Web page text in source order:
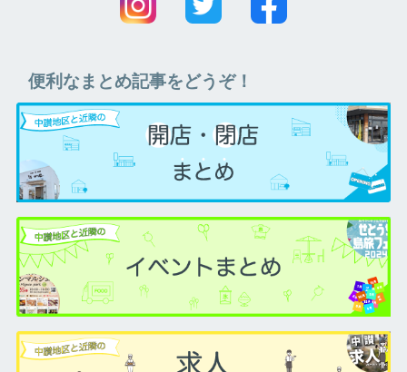
便利なまとめ記事をどうぞ！